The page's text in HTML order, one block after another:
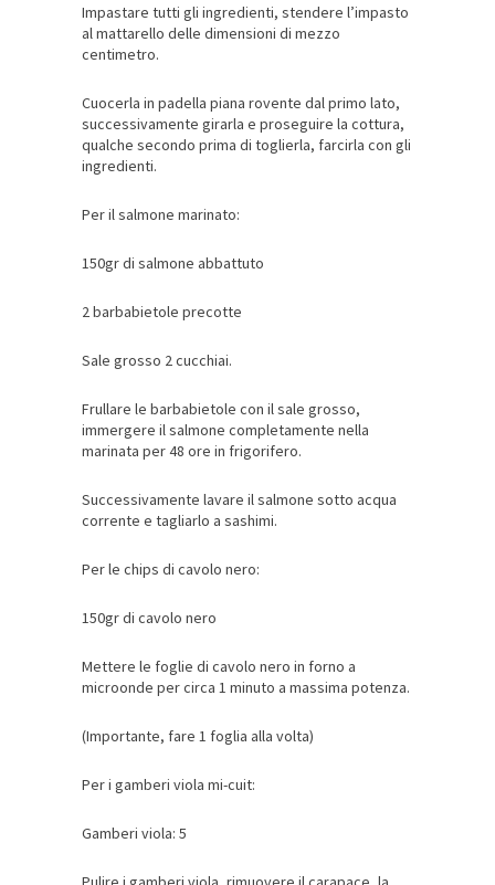
Impastare tutti gli ingredienti, stendere l’impasto
al mattarello delle dimensioni di mezzo
centimetro.
Cuocerla in padella piana rovente dal primo lato,
successivamente girarla e proseguire la cottura,
qualche secondo prima di toglierla, farcirla con gli
ingredienti.
Per il salmone marinato:
150gr di salmone abbattuto
2 barbabietole precotte
Sale grosso 2 cucchiai.
Frullare le barbabietole con il sale grosso,
immergere il salmone completamente nella
marinata per 48 ore in frigorifero.
Successivamente lavare il salmone sotto acqua
corrente e tagliarlo a sashimi.
Per le chips di cavolo nero:
150gr di cavolo nero
Mettere le foglie di cavolo nero in forno a
microonde per circa 1 minuto a massima potenza.
(Importante, fare 1 foglia alla volta)
Per i gamberi viola mi-cuit:
Gamberi viola: 5